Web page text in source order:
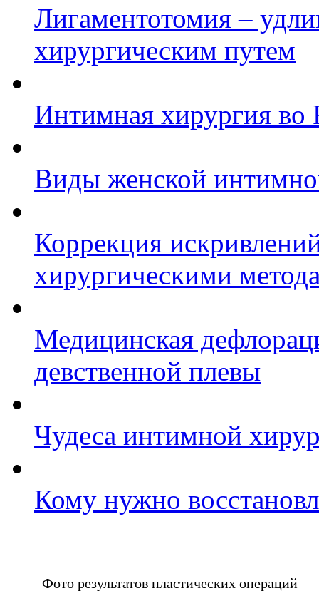
Лигаментотомия –
хирургическим путем
Интимная хирургия
Виды женской
Коррекция
хирургическими
Медицинская
девственной плевы
Чудеса интимной
Кому нужно
Фото результатов пластических операций